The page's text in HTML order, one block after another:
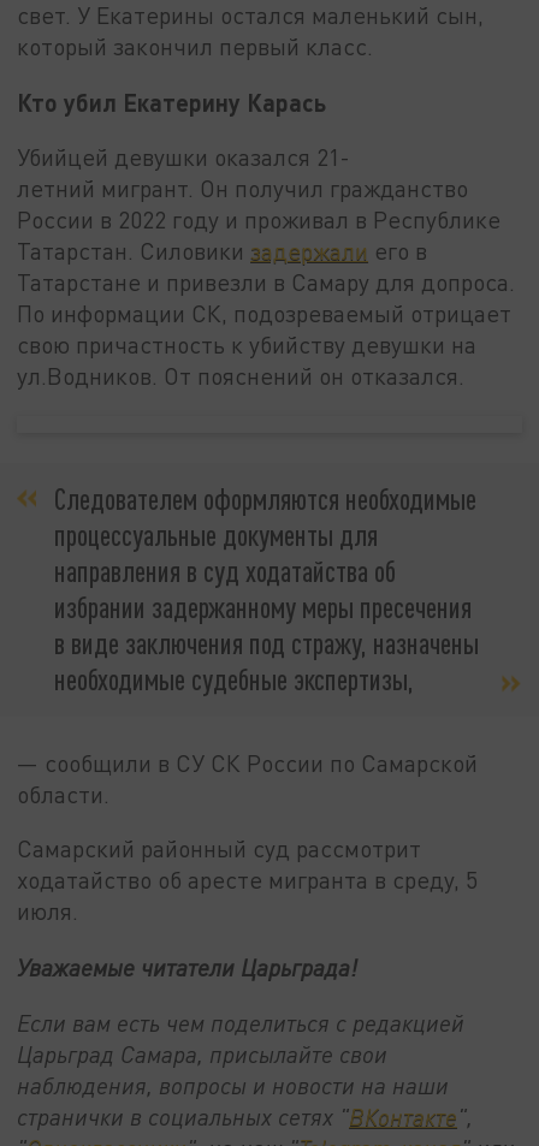
свет. У Екатерины остался маленький сын,
который закончил первый класс.
Кто убил Екатерину Карась
Убийцей девушки оказался 21-
летний мигрант. Он получил гражданство
России в 2022 году и проживал в Республике
Татарстан. Силовики задержали его в
Татарстане и привезли в Самару для допроса.
По информации СК, подозреваемый отрицает
свою причастность к убийству девушки на
ул.Водников. От пояснений он отказался.
Следователем оформляются необходимые
процессуальные документы для
направления в суд ходатайства об
избрании задержанному меры пресечения
в виде заключения под стражу, назначены
необходимые судебные экспертизы,
— сообщили в СУ СК России по Самарской
области.
Самарский районный суд рассмотрит
ходатайство об аресте мигранта в среду, 5
июля.
Уважаемые читатели Царьграда!
Если вам есть чем поделиться с редакцией
Царьград Самара, присылайте свои
наблюдения, вопросы и новости на наши
странички в социальных сетях "ВКонтакте",